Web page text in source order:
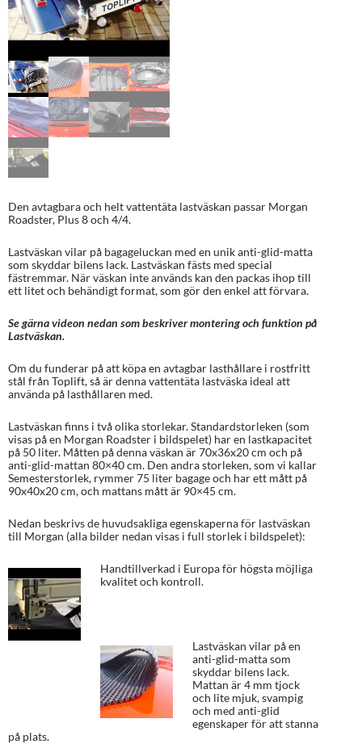
Den avtagbara och helt vattentäta lastväskan passar Morgan
Roadster, Plus 8 och 4/4.
Lastväskan vilar på bagageluckan med en unik anti-glid-matta
som skyddar bilens lack. Lastväskan fästs med special
fästremmar. När väskan inte används kan den packas ihop till
ett litet och behändigt format, som gör den enkel att förvara.
Se gärna videon nedan som beskriver montering och funktion på
Lastväskan.
Om du funderar på att köpa en avtagbar lasthållare i rostfritt
stål från Toplift, så är denna vattentäta lastväska ideal att
använda på lasthållaren med.
Lastväskan finns i två olika storlekar. Standardstorleken (som
visas på en Morgan Roadster i bildspelet) har en lastkapacitet
på 50 liter. Måtten på denna väskan är 70x36x20 cm och på
anti-glid-mattan 80×40 cm. Den andra storleken, som vi kallar
Semesterstorlek, rymmer 75 liter bagage och har ett mått på
90x40x20 cm, och mattans mått är 90×45 cm.
Nedan beskrivs de huvudsakliga egenskaperna för lastväskan
till Morgan (alla bilder nedan visas i full storlek i bildspelet):
Handtillverkad i Europa för högsta möjliga
kvalitet och kontroll.
Lastväskan vilar på en
anti-glid-matta som
skyddar bilens lack.
Mattan är 4 mm tjock
och lite mjuk, svampig
och med anti-glid
egenskaper för att stanna
på plats.